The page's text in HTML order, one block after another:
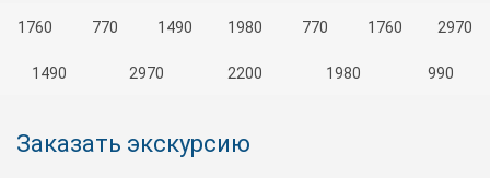
1760 770 1490 1980 770 1760 2970
1490 2970 2200 1980 990
Заказать экскурсию